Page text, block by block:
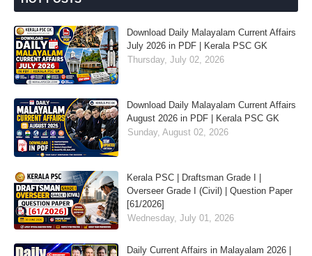
Download Daily Malayalam Current Affairs
July 2026 in PDF | Kerala PSC GK
Thursday, July 02, 2026
Download Daily Malayalam Current Affairs
August 2026 in PDF | Kerala PSC GK
Sunday, August 02, 2026
Kerala PSC | Draftsman Grade I |
Overseer Grade I (Civil) | Question Paper
[61/2026]
Wednesday, July 01, 2026
Daily Current Affairs in Malayalam 2026 |